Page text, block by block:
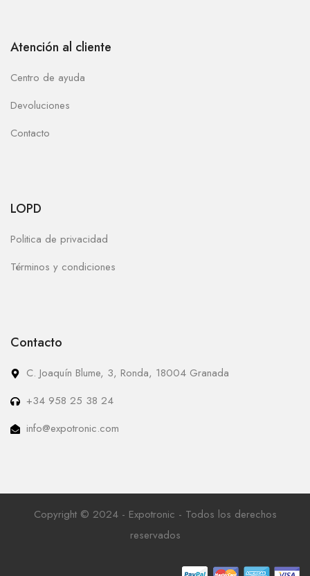
Atención al cliente
Centro de ayuda
Devoluciones
Contacto
LOPD
Politica de privacidad
Términos y condiciones
Contacto
C. Joaquín Blume, 3, Ronda, 18004 Granada
+34 958 25 38 24
info@expotronic.com
Copyright © 2024 - Expotronic - Todos los derechos
reservados